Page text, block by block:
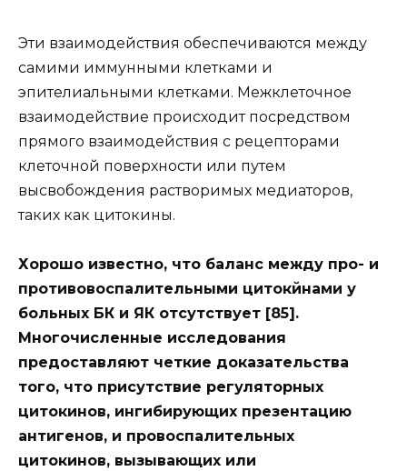
Эти взаимодействия обеспечиваются между
самими иммунными клетками и
эпителиальными клетками. Межклеточное
взаимодействие происходит посредством
прямого взаимодействия с рецепторами
клеточной поверхности или путем
высвобождения растворимых медиаторов,
таких как цитокины.
Хорошо известно, что баланс между про- и
противовоспалительными цитокйнами у
больных БК и ЯК отсутствует [85].
Многочисленные исследования
предоставляют четкие доказательства
того, что присутствие регуляторных
цитокинов, ингибирующих презентацию
антигенов, и провоспалительных
цитокинов, вызывающих или